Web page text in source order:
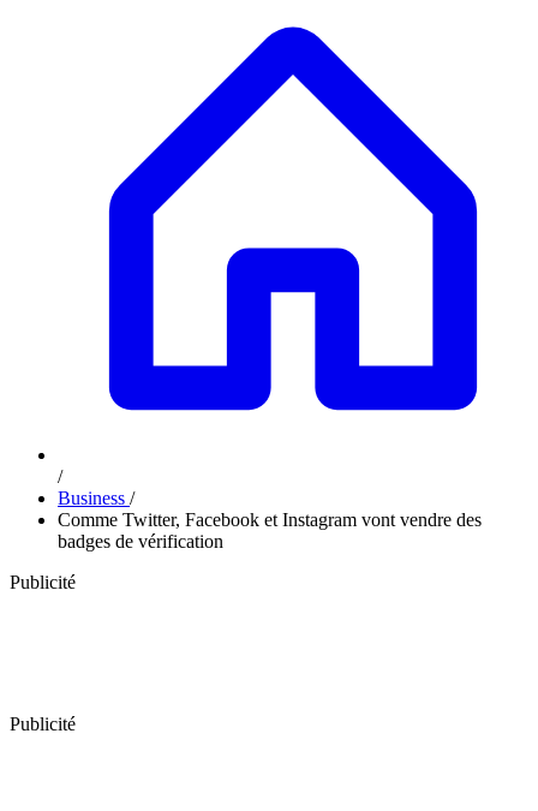
/
Business /
Comme Twitter, Facebook et Instagram vont vendre des
badges de vérification
Publicité
Publicité